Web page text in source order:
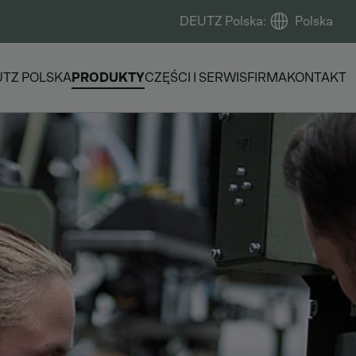
DEUTZ Polska: Polska
POLSKAPRODUKTYCZĘŚCI I SERWISFIRMAKONTAKT